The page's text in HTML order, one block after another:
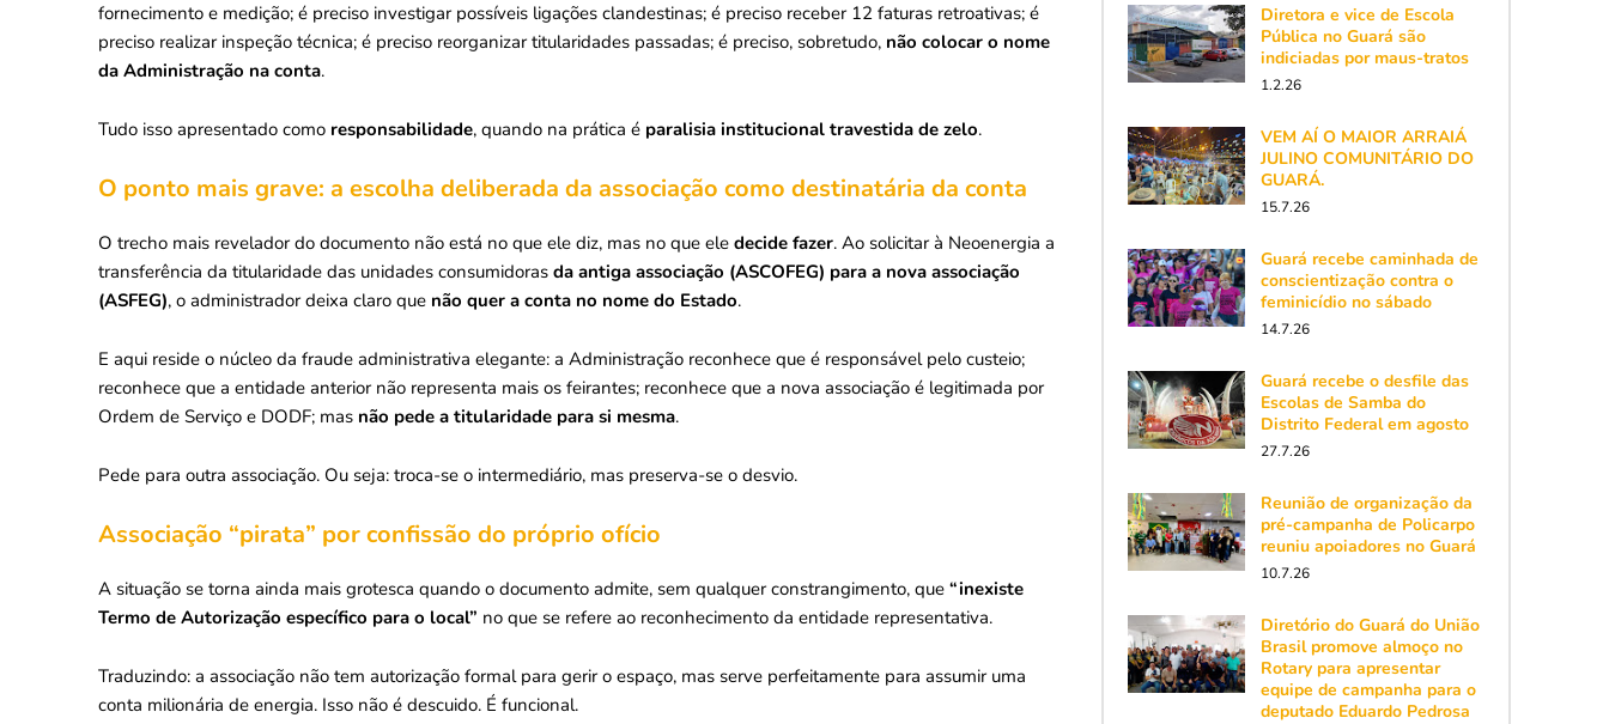
fornecimento e medição; é preciso investigar possíveis ligações clandestinas; é preciso receber 12 faturas retroativas; é
preciso realizar inspeção técnica; é preciso reorganizar titularidades passadas; é preciso, sobretudo, não colocar o nome
da Administração na conta.
Tudo isso apresentado como responsabilidade, quando na prática é paralisia institucional travestida de zelo.
O ponto mais grave: a escolha deliberada da associação como destinatária da conta
O trecho mais revelador do documento não está no que ele diz, mas no que ele decide fazer. Ao solicitar à Neoenergia a
transferência da titularidade das unidades consumidoras da antiga associação (ASCOFEG) para a nova associação
(ASFEG), o administrador deixa claro que não quer a conta no nome do Estado.
E aqui reside o núcleo da fraude administrativa elegante: a Administração reconhece que é responsável pelo custeio;
reconhece que a entidade anterior não representa mais os feirantes; reconhece que a nova associação é legitimada por
Ordem de Serviço e DODF; mas não pede a titularidade para si mesma.
Pede para outra associação. Ou seja: troca-se o intermediário, mas preserva-se o desvio.
Associação “pirata” por confissão do próprio ofício
A situação se torna ainda mais grotesca quando o documento admite, sem qualquer constrangimento, que “inexiste
Termo de Autorização específico para o local” no que se refere ao reconhecimento da entidade representativa.
Traduzindo: a associação não tem autorização formal para gerir o espaço, mas serve perfeitamente para assumir uma
conta milionária de energia. Isso não é descuido. É funcional.
Diretora e vice de Escola
Pública no Guará são
indiciadas por maus-tratos
1.2.26
VEM AÍ O MAIOR ARRAIÁ
JULINO COMUNITÁRIO DO
GUARÁ.
15.7.26
Guará recebe caminhada de
conscientização contra o
feminicídio no sábado
14.7.26
Guará recebe o desfile das
Escolas de Samba do
Distrito Federal em agosto
27.7.26
Reunião de organização da
pré-campanha de Policarpo
reuniu apoiadores no Guará
10.7.26
Diretório do Guará do União
Brasil promove almoço no
Rotary para apresentar
equipe de campanha para o
deputado Eduardo Pedrosa